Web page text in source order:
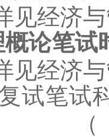
见经济
论笔试
见经济
试笔试